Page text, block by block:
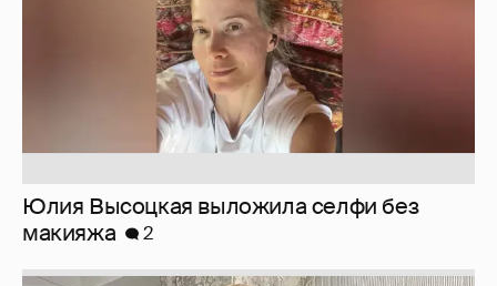
Юлия Высоцкая выложила селфи без
макияжа
2